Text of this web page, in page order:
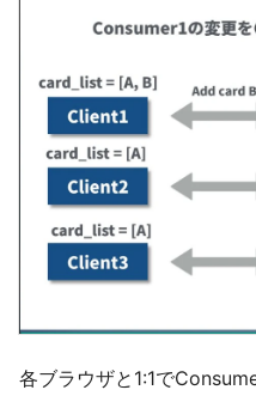
各ブラウザと1:1で